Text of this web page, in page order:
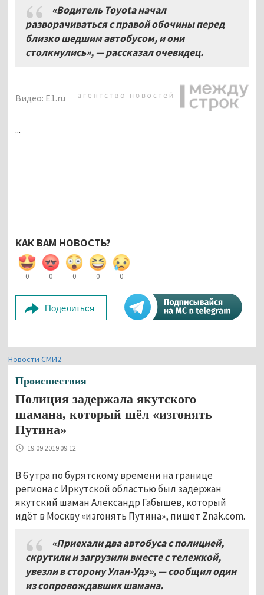
«Водитель Toyotaначал
разворачиваться с правой обочины перед
близко шедшим автобусом, и они
столкнулись», —рассказал очевидец.
Видео: E1.ru
...
КАК ВАМ НОВОСТЬ?
0 0 0 0 0
Поделиться
Новости СМИ2
Происшествия
Полиция задержала якутского
шамана, который шёл «изгонять
Путина»
19.09.2019 09:12
В 6 утра по бурятскому времени на границе
региона с Иркутской областью был задержан
якутский шаман Александр Габышев, который
идёт в Москву «изгонять Путина», пишет Znak.com.
«Приехали два автобуса с полицией,
скрутили и загрузили вместе с тележкой,
увезли в сторону Улан-Удэ», — сообщил один
из сопровождавших шамана.